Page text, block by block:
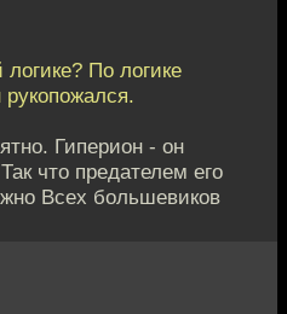
По логике
Гиперион - он
что предателем его
Всех большевиков